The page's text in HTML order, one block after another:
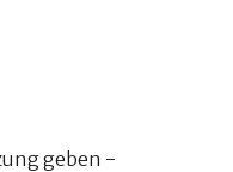
geben -